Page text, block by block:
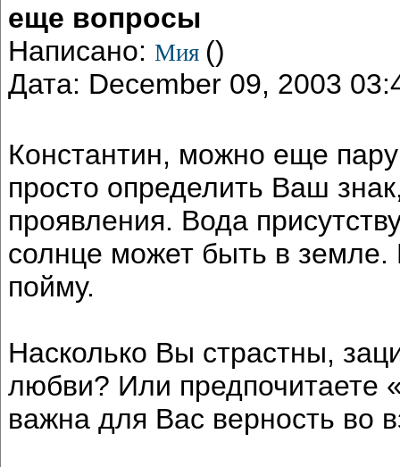
еще вопросы
Написано: Мия ()
Дата: December 09, 2003
Константин, можно еще
просто определить Ваш
проявления. Вода
солнце может быть в земле.
пойму.
Насколько Вы страстны,
любви? Или предпочитаете
важна для Вас верность во